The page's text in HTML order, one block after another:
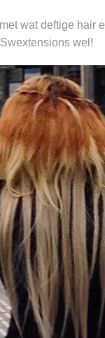
wat deftige hair
wel!